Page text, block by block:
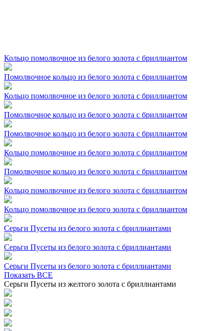
Кольцо помолвочное из белого золота с бриллиантом
Помолвочное кольцо из белого золота с бриллиантом
Кольцо помолвочное из белого золота с бриллиантом
Помолвочное кольцо из белого золота с бриллиантом
Помолвочное кольцо из белого золота с бриллиантом
Кольцо помолвочное из белого золота с бриллиантом
Помолвочное кольцо из белого золота с бриллиантом
Кольцо помолвочное из белого золота с бриллиантом
Кольцо помолвочное из белого золота с бриллиантом
Серьги Пусеты из белого золота с бриллиантами
Серьги Пусеты из белого золота с бриллиантами
Серьги Пусеты из белого золота с бриллиантами
Показать ВСЕ
Серьги Пусеты из желтого золота с бриллиантами